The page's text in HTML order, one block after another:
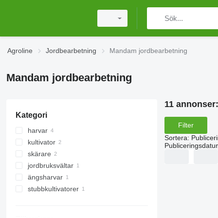
Agroline Jordbearbetning Mandam jordbearbetning
Mandam jordbearbetning
Kategori
harvar
skivharvar
kultivator
skärare
jordbruksvältar
hackvältar
ängsharvar
stubbkultivatorer
11 annonser:
Filter
Sortera: